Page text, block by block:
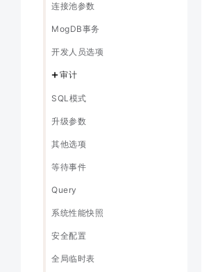
连接池参数
MogDB事务
开发人员选项
审计
SQL模式
升级参数
其他选项
等待事件
Query
系统性能快照
安全配置
全局临时表